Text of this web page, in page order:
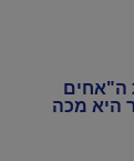
ה"אחים
היא מכה